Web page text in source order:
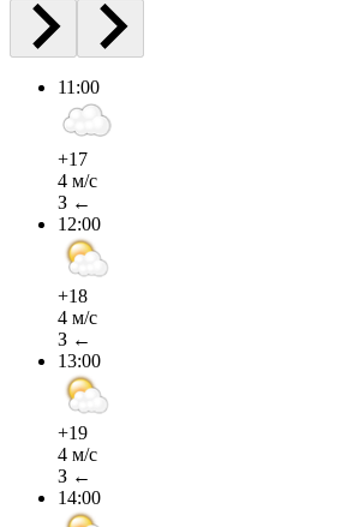
11:00
+17
4 м/с
З ←
12:00
+18
4 м/с
З ←
13:00
+19
4 м/с
З ←
14:00